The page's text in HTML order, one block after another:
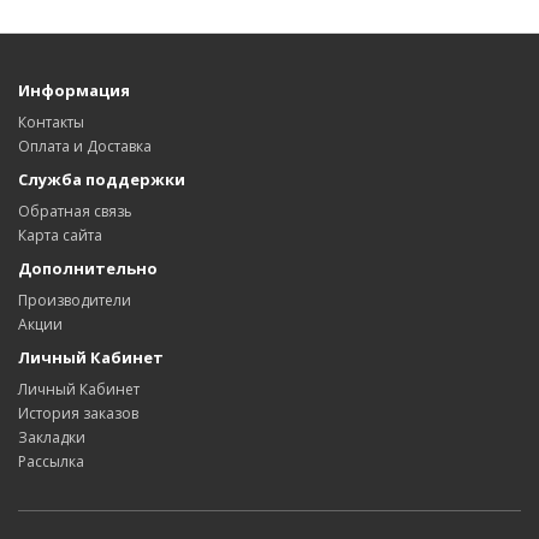
Информация
Контакты
Оплата и Доставка
Служба поддержки
Обратная связь
Карта сайта
Дополнительно
Производители
Акции
Личный Кабинет
Личный Кабинет
История заказов
Закладки
Рассылка